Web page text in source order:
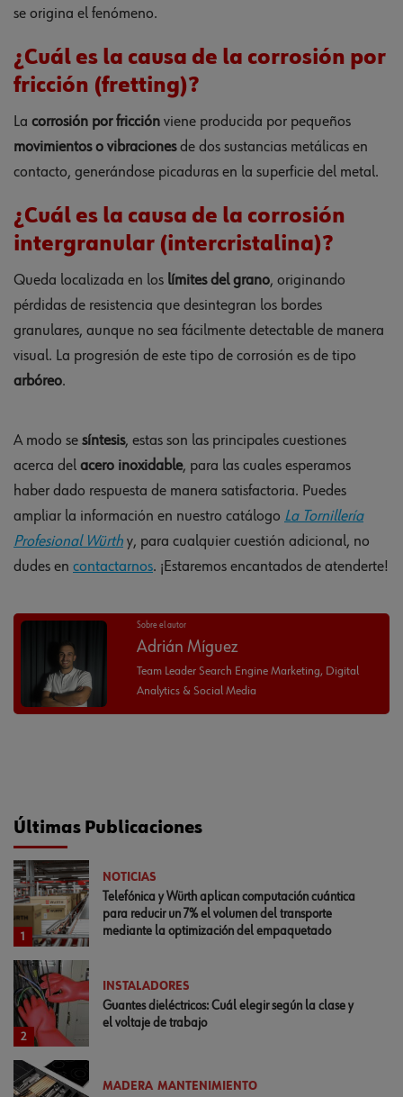
se origina el fenómeno.
¿Cuál es la causa de la corrosión por
fricción (fretting)?
La corrosión por fricción viene producida por pequeños
movimientos o vibracionesde dos sustancias metálicas en
contacto, generándose picaduras en la superficie del metal.
¿Cuál es la causa de la corrosión
intergranular (intercristalina)?
Queda localizada en los límites del grano, originando
pérdidas de resistencia que desintegran los bordes
granulares, aunque no sea fácilmente detectable de manera
visual. La progresión de este tipo de corrosión es de tipo
arbóreo.
A modo se síntesis, estas son las principales cuestiones
acerca del acero inoxidable, para las cuales esperamos
haber dado respuesta de manera satisfactoria. Puedes
ampliar la información en nuestro catálogo La Tornillería
Profesional Würth y, para cualquier cuestión adicional, no
dudes en contactarnos. ¡Estaremos encantados de atenderte!
Sobre el autor
Adrián Míguez
Team Leader Search Engine Marketing, Digital
Analytics & Social Media
Últimas Publicaciones
1
NOTICIAS
Telefónica y Würth aplican computación cuántica
para reducir un 7% el volumen del transporte
mediante la optimización del empaquetado
2
INSTALADORES
Guantes dieléctricos: Cuál elegir según la clase y
el voltaje de trabajo
MADERA MANTENIMIENTO